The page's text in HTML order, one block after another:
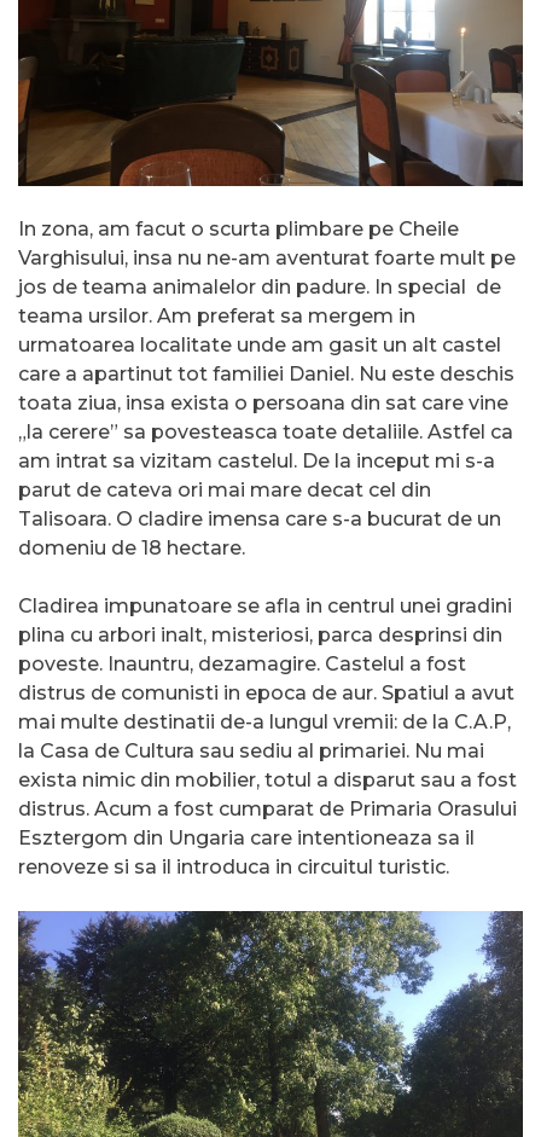
In zona, am facut o scurta plimbare pe Cheile
Varghisului, insa nu ne-am aventurat foarte mult pe
jos de teama animalelor din padure. In special de
teama ursilor. Am preferat sa mergem in
urmatoarea localitate unde am gasit un alt castel
care a apartinut tot familiei Daniel. Nu este deschis
toata ziua, insa exista o persoana din sat care vine
„la cerere” sa povesteasca toate detaliile. Astfel ca
am intrat sa vizitam castelul. De la inceput mi s-a
parut de cateva ori mai mare decat cel din
Talisoara. O cladire imensa care s-a bucurat de un
domeniu de 18 hectare.
Cladirea impunatoare se afla in centrul unei gradini
plina cu arbori inalt, misteriosi, parca desprinsi din
poveste. Inauntru, dezamagire. Castelul a fost
distrus de comunisti in epoca de aur. Spatiul a avut
mai multe destinatii de-a lungul vremii: de la C.A.P,
la Casa de Cultura sau sediu al primariei. Nu mai
exista nimic din mobilier, totul a disparut sau a fost
distrus. Acum a fost cumparat de Primaria Orasului
Esztergom din Ungaria care intentioneaza sa il
renoveze si sa il introduca in circuitul turistic.